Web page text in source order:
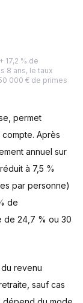
17,2 % de
8 ans, le taux
000 € de primes
permet
Après
annuel sur
à 7,5 %
par personne)
de
de 24,7 % ou 30
revenu
sauf cas